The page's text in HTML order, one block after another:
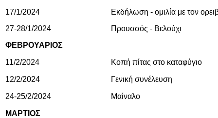
17/1/2024
Εκδήλωση - ομιλία με τον
27-28/1/2024
Προυσσός - Βελούχι
ΦΕΒΡΟΥΑΡΙΟΣ
11/2/2024 Κοπή πίτας στο καταφύγιο
12/2/2024 Γενική συνέλευση
24-25/2/2024 Μαίναλο
ΜΑΡΤΙΟΣ